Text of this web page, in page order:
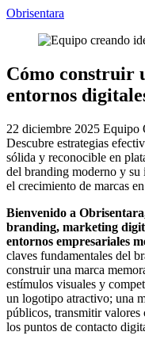
Obrisentara
Cómo construir
entornos
22 diciembre 2025 Equipo
Descubre estrategias
sólida y reconocible en
del branding moderno y
el crecimiento de marcas
Bienvenido a
branding, marketing
entornos empresariales
claves fundamentales del
construir una marca
estímulos visuales y
un logotipo atractivo; una
públicos, transmitir valores
los puntos de contacto